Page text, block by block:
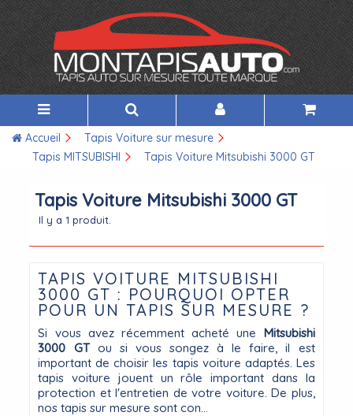
Accueil
Tapis Voiture sur mesure
Tapis MITSUBISHI
Tapis Voiture Mitsubishi 3000 GT
Tapis Voiture Mitsubishi 3000 GT
Il y a 1 produit.
TAPIS VOITURE MITSUBISHI
3000 GT : POURQUOI OPTER
POUR UN TAPIS SUR MESURE ?
Si vous avez récemment acheté une Mitsubishi
3000 GTou si vous songez à le faire, il est
important de choisir les tapis voiture adaptés. Les
tapis voiture jouent un rôle important dans la
protection et l'entretien de votre voiture. De plus,
nos tapis sur mesure sont con...